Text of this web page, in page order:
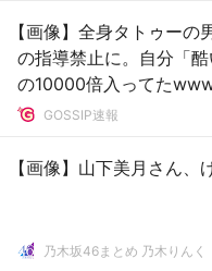
【画像】全身タトゥーの
の指導禁止に。自分「
の10000倍入ってた
GOSSIP速報
【画像】山下美月さん、
乃木坂46まとめ 乃木りんく